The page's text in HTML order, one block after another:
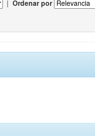
| Ordenar por